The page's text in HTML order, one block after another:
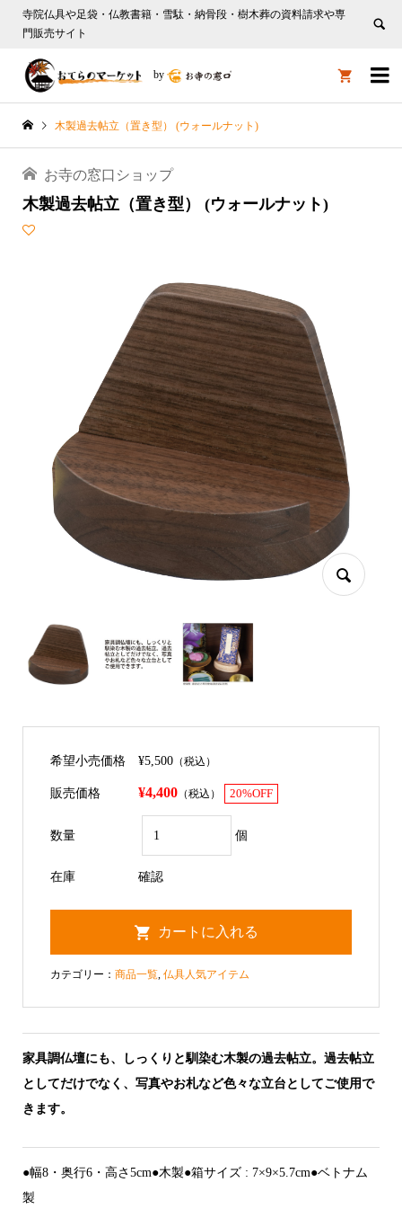
寺院仏具や足袋・仏教書籍・雪駄・納骨段・樹木葬の資料請求や専
門販売サイト

by 
木製過去帖立（置き型） (ウォールナット)
お寺の窓口ショップ
木製過去帖立（置き型） (ウォールナット)
希望小売価格 ¥5,500（税込）
販売価格 ¥4,400（税込） 20%OFF
数量 個
在庫 確認
カテゴリー： 商品一覧, 仏具人気アイテム
家具調仏壇にも、しっくりと馴染む木製の過去帖立。過去帖立
としてだけでなく、写真やお札など色々な立台としてご使用で
きます。
●幅8・奥行6・高さ5cm●木製●箱サイズ : 7×9×5.7cm●ベトナム
製